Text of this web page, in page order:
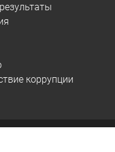
коррупции